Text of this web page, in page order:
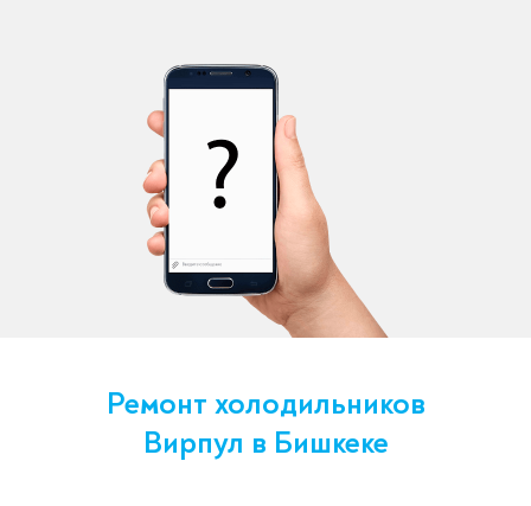
Ремонт холодильников
Вирпул в Бишкеке